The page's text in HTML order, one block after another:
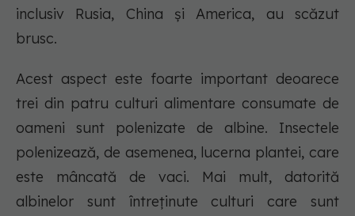
inclusiv Rusia, China și America, au scăzut
brusc.
Acest aspect este foarte important deoarece
trei din patru culturi alimentare consumate de
oameni sunt polenizate de albine. Insectele
polenizează, de asemenea, lucerna plantei, care
este mâncată de vaci. Mai mult, datorită
albinelor sunt întreținute culturi care sunt